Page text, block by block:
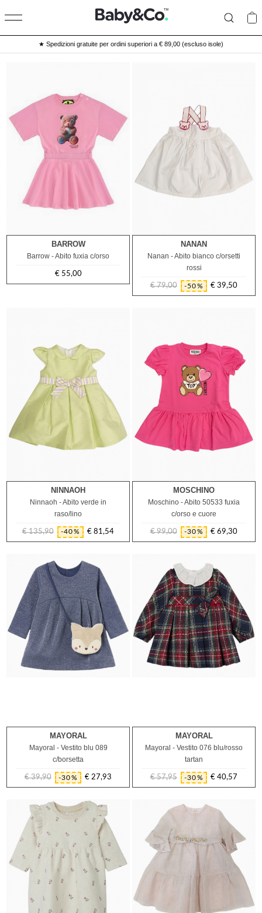
★ Spedizioni gratuite per ordini superiori a € 89,00 (escluso isole)
BARROW
Barrow - Abito fuxia c/orso
Prezzo
€ 55,00
9M 12M
NANAN
Nanan - Abito bianco c/orsetti
rossi
Prezzo
€ 79,00 -50%
Prezzo
€ 39,50
2A
NINNAOH
Ninnaoh - Abito verde in
raso/lino
Prezzo
€ 135,90 -40%
Prezzo
€ 81,54
9M
MOSCHINO
Moschino - Abito 50533 fuxia
c/orso e cuore
Prezzo
€ 99,00 -30%
Prezzo
€ 69,30
12M
MAYORAL
Mayoral - Vestito blu 089
c/borsetta
Prezzo
€ 39,90 -30%
Prezzo
€ 27,93
12M
MAYORAL
Mayoral - Vestito 076 blu/rosso
tartan
Prezzo
€ 57,95 -30%
Prezzo
€ 40,57